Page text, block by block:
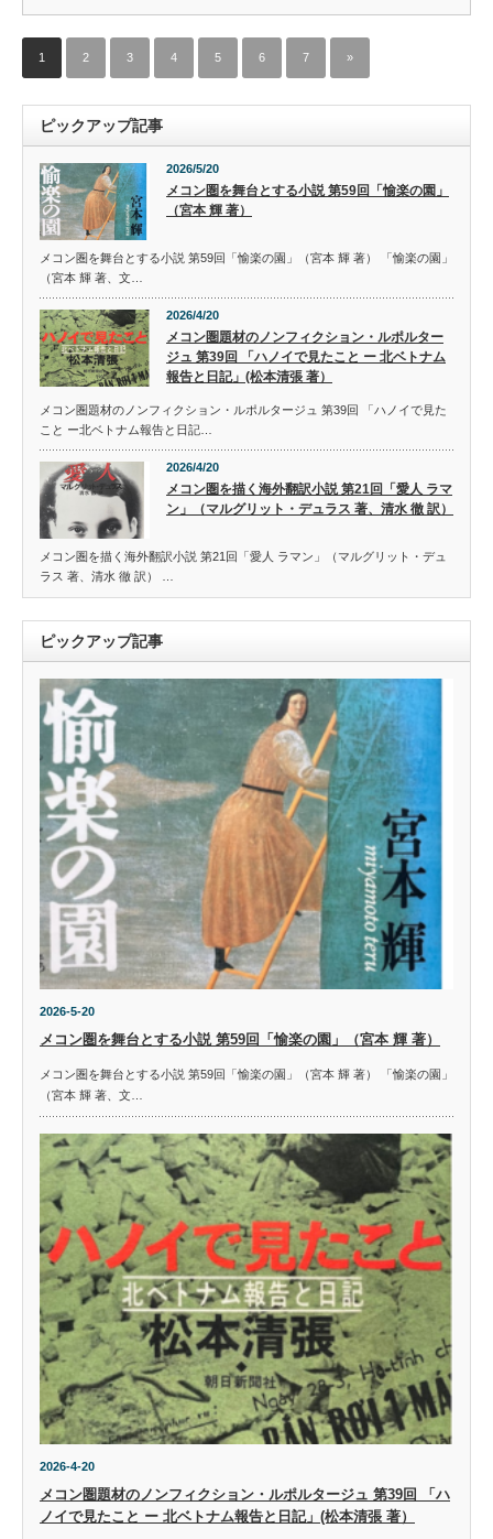
1 2 3 4 5 6 7 »
ピックアップ記事
2026/5/20
メコン圏を舞台とする小説 第59回「愉楽の園」
（宮本 輝 著）
メコン圏を舞台とする小説 第59回「愉楽の園」（宮本 輝 著） 「愉楽の園」
（宮本 輝 著、文…
2026/4/20
メコン圏題材のノンフィクション・ルポルター
ジュ 第39回 「ハノイで見たこと ー 北ベトナム
報告と日記」(松本清張 著）
メコン圏題材のノンフィクション・ルポルタージュ 第39回 「ハノイで見た
こと ー北ベトナム報告と日記…
2026/4/20
メコン圏を描く海外翻訳小説 第21回「愛人 ラマ
ン」（マルグリット・デュラス 著、清水 徹 訳）
メコン圏を描く海外翻訳小説 第21回「愛人 ラマン」（マルグリット・デュ
ラス 著、清水 徹 訳） …
ピックアップ記事
2026-5-20
メコン圏を舞台とする小説 第59回「愉楽の園」（宮本 輝 著）
メコン圏を舞台とする小説 第59回「愉楽の園」（宮本 輝 著） 「愉楽の園」
（宮本 輝 著、文…
2026-4-20
メコン圏題材のノンフィクション・ルポルタージュ 第39回 「ハ
ノイで見たこと ー 北ベトナム報告と日記」(松本清張 著）